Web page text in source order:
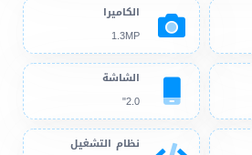
الكاميرا
1.3MP
الشاشة
2.0"
نظام التشغيل